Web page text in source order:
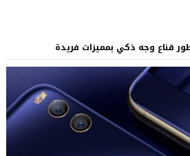
قناع وجه ذكي بمميزات فريدة